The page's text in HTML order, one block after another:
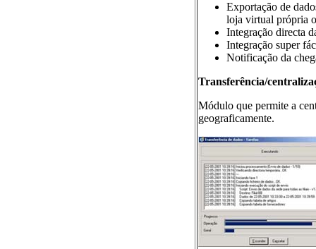
Exportação de
loja virtual própria
Integração directa
Integração super
Notificação da
Transferência/
Módulo que permite a
geograficamente.